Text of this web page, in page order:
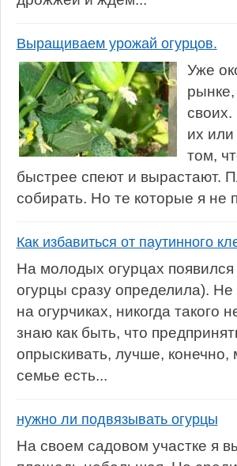
Выращиваем урожай огурцов.
Уже
их
том,
быстрее спеют и вырастают.
собирать. Но те которые я не
Как избавиться от паутинного
На молодых огурцах
огурцы сразу определила).
на огурчиках, никогда такого
знаю как быть, что
опрыскивать, лучше,
семье есть...
нужно ли подвязывать огурцы
На своем садовом участке я